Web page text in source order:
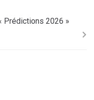
Prédictions 2026 »